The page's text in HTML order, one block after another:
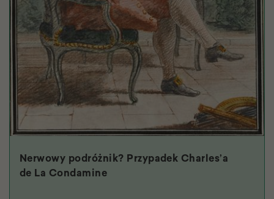
Nerwowy podróżnik? Przypadek Charles’a
de La Condamine